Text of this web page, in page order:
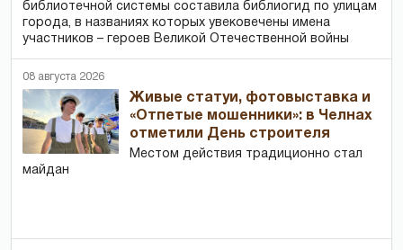
библиотечной системы составила библиогид по улицам
города, в названиях которых увековечены имена
участников – героев Великой Отечественной войны
08 августа 2026
Живые статуи, фотовыставка и
«Отпетые мошенники»: в Челнах
отметили День строителя
Местом действия традиционно стал
майдан